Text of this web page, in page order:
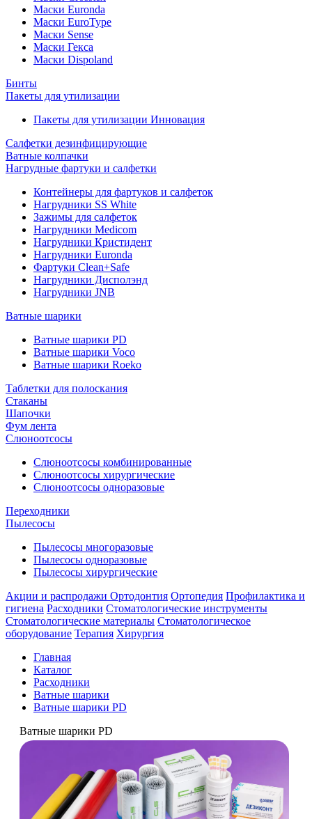
Маски Euronda
Маски EuroType
Маски Sense
Маски Гекса
Маски Dispoland
Бинты
Пакеты для утилизации
Пакеты для утилизации Инновация
Салфетки дезинфицирующие
Ватные колпачки
Нагрудные фартуки и салфетки
Контейнеры для фартуков и салфеток
Нагрудники SS White
Зажимы для салфеток
Нагрудники Medicom
Нагрудники Кристидент
Нагрудники Euronda
Фартуки Clean+Safe
Нагрудники Дисполэнд
Нагрудники JNB
Ватные шарики
Ватные шарики PD
Ватные шарики Voco
Ватные шарики Roeko
Таблетки для полоскания
Стаканы
Шапочки
Фум лента
Слюноотсосы
Слюноотсосы комбинированные
Слюноотсосы хирургические
Слюноотсосы одноразовые
Переходники
Пылесосы
Пылесосы многоразовые
Пылесосы одноразовые
Пылесосы хирургические
Акции и распродажи Ортодонтия Ортопедия Профилактика и
гигиена Расходники Стоматологические инструменты
Стоматологические материалы Стоматологическое
оборудование Терапия Хирургия
Главная
Каталог
Расходники
Ватные шарики
Ватные шарики PD
Ватные шарики PD